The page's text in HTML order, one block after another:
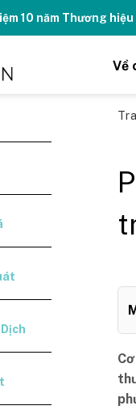
10 năm Thương
Về